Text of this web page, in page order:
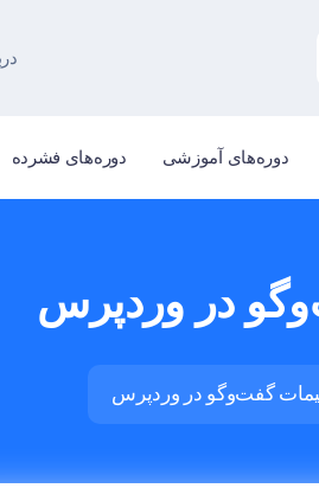
دوره‌های آموزشی دوره‌های فشرده